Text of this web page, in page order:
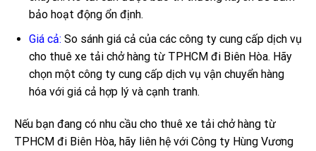
bảo hoạt động ổn định.
Giá cả: So sánh giá cả của các công ty cung cấp dịch vụ
cho thuê xe tải chở hàng từ TPHCM đi Biên Hòa. Hãy
chọn một công ty cung cấp dịch vụ vận chuyển hàng
hóa với giá cả hợp lý và cạnh tranh.
Nếu bạn đang có nhu cầu cho thuê xe tải chở hàng từ
TPHCM đi Biên Hòa, hãy liên hệ với Công ty Hùng Vương